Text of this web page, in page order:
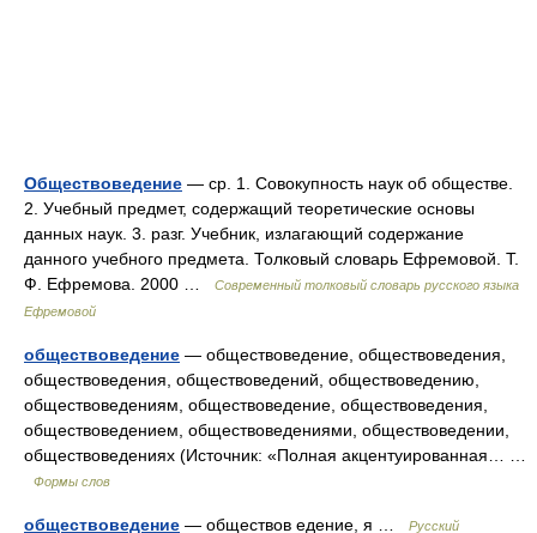
Обществоведение — ср. 1. Совокупность наук об обществе.
2. Учебный предмет, содержащий теоретические основы
данных наук. 3. разг. Учебник, излагающий содержание
данного учебного предмета. Толковый словарь Ефремовой. Т.
Ф. Ефремова. 2000 …
Современный толковый словарь русского языка
Ефремовой
обществоведение — обществоведение, обществоведения,
обществоведения, обществоведений, обществоведению,
обществоведениям, обществоведение, обществоведения,
обществоведением, обществоведениями, обществоведении,
обществоведениях (Источник: «Полная акцентуированная… …
Формы слов
обществоведение — обществов едение, я …
Русский